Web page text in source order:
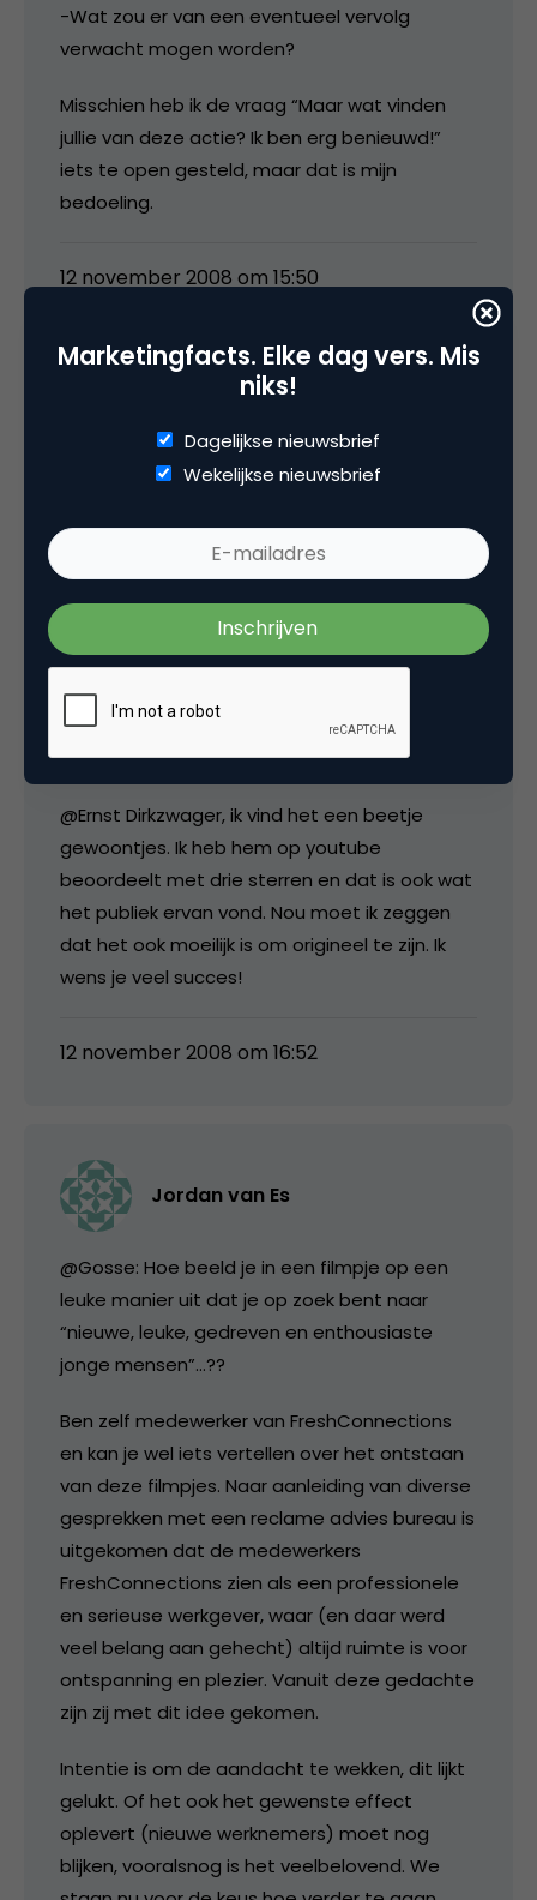
-Wat zou er van een eventueel vervolg
verwacht mogen worden?
Misschien heb ik de vraag “Maar wat vinden
jullie van deze actie? Ik ben erg benieuwd!”
iets te open gesteld, maar dat is mijn
bedoeling.
12 november 2008 om 15:50
Wat dacht je van het inschakelen van video
portals.
12 november 2008 om 15:57
@Ernst Dirkzwager, ik vind het een beetje
gewoontjes. Ik heb hem op youtube
beoordeelt met drie sterren en dat is ook wat
het publiek ervan vond. Nou moet ik zeggen
dat het ook moeilijk is om origineel te zijn. Ik
wens je veel succes!
12 november 2008 om 16:52
Jordan van Es
@Gosse: Hoe beeld je in een filmpje op een
leuke manier uit dat je op zoek bent naar
“nieuwe, leuke, gedreven en enthousiaste
jonge mensen”…??
Ben zelf medewerker van FreshConnections
en kan je wel iets vertellen over het ontstaan
van deze filmpjes. Naar aanleiding van diverse
gesprekken met een reclame advies bureau is
uitgekomen dat de medewerkers
FreshConnections zien als een professionele
en serieuse werkgever, waar (en daar werd
veel belang aan gehecht) altijd ruimte is voor
ontspanning en plezier. Vanuit deze gedachte
zijn zij met dit idee gekomen.
Intentie is om de aandacht te wekken, dit lijkt
gelukt. Of het ook het gewenste effect
oplevert (nieuwe werknemers) moet nog
blijken, vooralsnog is het veelbelovend. We
Marketingfacts. Elke dag vers. Mis
niks!
Dagelijkse nieuwsbrief
Wekelijkse nieuwsbrief